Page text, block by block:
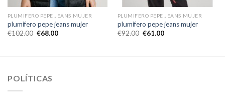
PLUMIFERO PEPE JEANS MUJER
plumifero pepe jeans mujer
€102.00 €68.00
PLUMIFERO PEPE JEANS MUJER
plumifero pepe jeans mujer
€92.00 €61.00
POLÍTICAS